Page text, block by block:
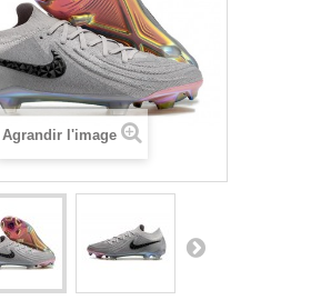
Agrandir l'image